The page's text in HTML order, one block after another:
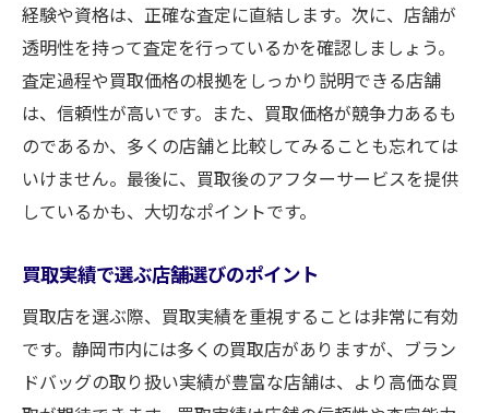
経験や資格は、正確な査定に直結します。次に、店舗が
透明性を持って査定を行っているかを確認しましょう。
査定過程や買取価格の根拠をしっかり説明できる店舗
は、信頼性が高いです。また、買取価格が競争力あるも
のであるか、多くの店舗と比較してみることも忘れては
いけません。最後に、買取後のアフターサービスを提供
しているかも、大切なポイントです。
買取実績で選ぶ店舗選びのポイント
買取店を選ぶ際、買取実績を重視することは非常に有効
です。静岡市内には多くの買取店がありますが、ブラン
ドバッグの取り扱い実績が豊富な店舗は、より高価な買